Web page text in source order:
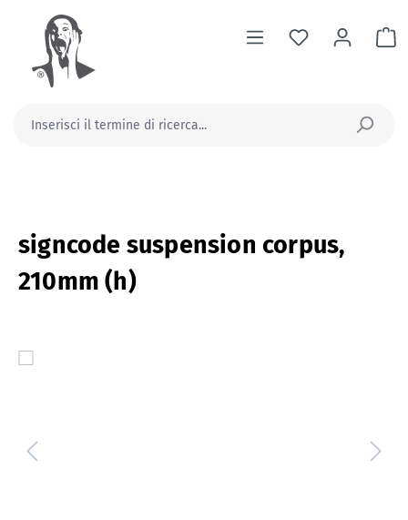
principale
Il
signcode suspension corpus,
210mm (h)